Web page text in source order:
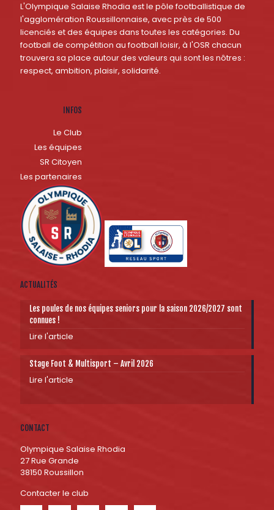
L'Olympique Salaise Rhodia est le pôle footballistique de
l'agglomération Roussillonnaise, avec près de 500
licenciés et des équipes dans toutes les catégories. Du
football de compétition au football loisir, à l'OSR chacun
trouvera sa place autour des valeurs qui sont les nôtres :
respect, ambition, plaisir, solidarité.
INFOS
Le Club
Les équipes
SR Citoyen
Les partenaires
ACTUALITÉS
Les poules de nos équipes seniors pour la saison 2026/2027 sont
connues !
Lire l'article
Stage Foot & Multisport – Avril 2026
Lire l'article
CONTACT
Olympique Salaise Rhodia
27 Rue Grande
38150 Roussillon
Contacter le club